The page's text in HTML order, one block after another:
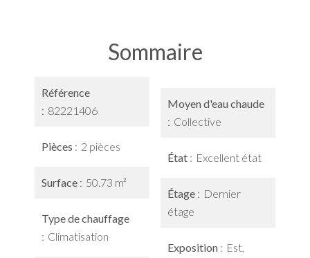
Sommaire
Référence
82221406
Pièces 2 pièces
Surface 50.73 m²
Type de chauffage
Climatisation
Moyen d'eau chaude
Collective
État Excellent état
Étage
Dernier
étage
Exposition
Est,